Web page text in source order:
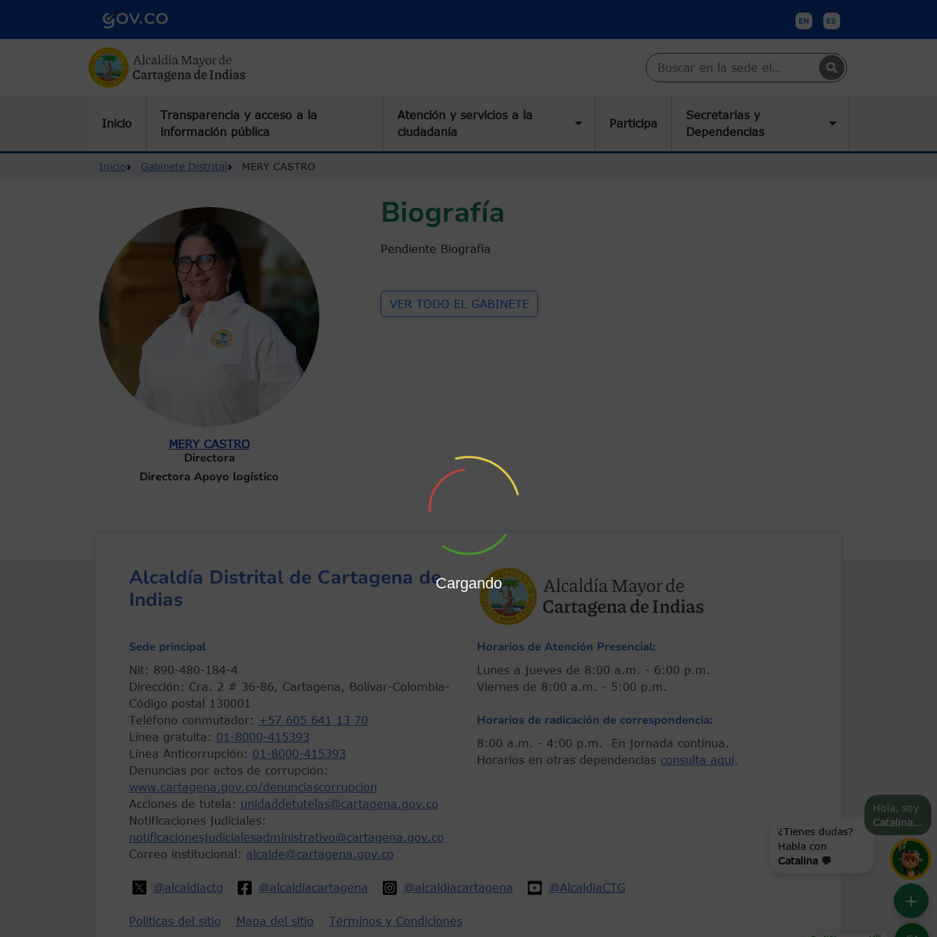
Buscar en Cartagena
Inicio
Transparencia y acceso a la
información pública
Atención y servicios a la
ciudadanía
Toggle submenu
Participa
Secretarias y
Dependencias
Ruta de navegación
Inicio Gabinete Distrital MERY CASTRO
MERY CASTRO
Directora
Directora Apoyo logístico
Biografía
Pendiente Biografia
VER TODO EL GABINETE
+
Hola, soy
Catalina...
¿Tienes dudas?
Habla con
Catalina 💬
Alcaldía Distrital de Cartagena de
Indias
Sede principal
Nit: 890-480-184-4
Dirección: Cra. 2 # 36-86, Cartagena, Bolívar-Colombia-
Código postal 130001
Teléfono conmutador: +57 605 641 13 70
Línea gratuita: 01-8000-415393
Línea Anticorrupción: 01-8000-415393
Denuncias por actos de corrupción:
www.cartagena.gov.co/denunciascorrupcion
Acciones de tutela: unidaddetutelas@cartagena.gov.co
Notificaciones judiciales:
notificacionesjudicialesadministrativo@cartagena.gov.co
Correo institucional: alcalde@cartagena.gov.co
Horarios de Atención Presencial:
Lunes a jueves de 8:00 a.m. - 6:00 p.m.
Viernes de 8:00 a.m. - 5:00 p.m.
Horarios de radicación de correspondencia:
8:00 a.m. - 4:00 p.m. En jornada continua.
Horarios en otras dependencias consulta aquí.
@alcaldiactg @alcaldiacartagena @alcaldiacartagena @AlcaldiaCTG
Políticas del sitio Mapa del sitio
Términos y Condiciones
Cargando